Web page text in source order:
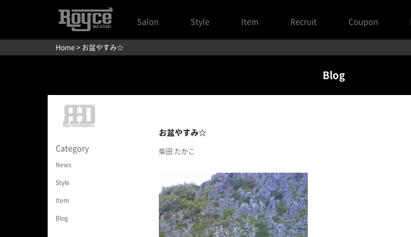
Salon Style Item Recruit Coupon
Home > お盆やすみ☆
Blog
Category
News
Style
Item
Blog
お盆やすみ☆
柴田 たかこ